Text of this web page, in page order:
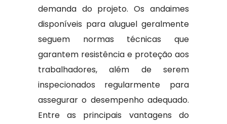
demanda do projeto. Os andaimes
disponíveis para aluguel geralmente
seguem normas técnicas que
garantem resistência e proteção aos
trabalhadores, além de serem
inspecionados regularmente para
assegurar o desempenho adequado.
Entre as principais vantagens do